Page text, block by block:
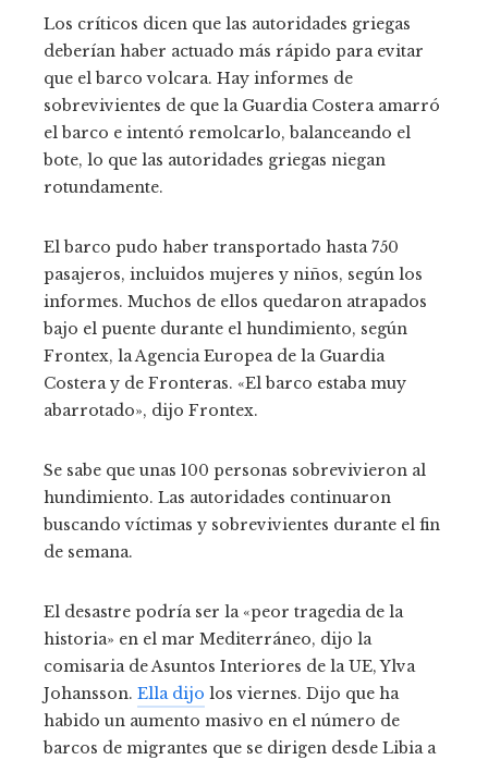
Los críticos dicen que las autoridades griegas
deberían haber actuado más rápido para evitar
que el barco volcara. Hay informes de
sobrevivientes de que la Guardia Costera amarró
el barco e intentó remolcarlo, balanceando el
bote, lo que las autoridades griegas niegan
rotundamente.
El barco pudo haber transportado hasta 750
pasajeros, incluidos mujeres y niños, según los
informes. Muchos de ellos quedaron atrapados
bajo el puente durante el hundimiento, según
Frontex, la Agencia Europea de la Guardia
Costera y de Fronteras. «El barco estaba muy
abarrotado», dijo Frontex.
Se sabe que unas 100 personas sobrevivieron al
hundimiento. Las autoridades continuaron
buscando víctimas y sobrevivientes durante el fin
de semana.
El desastre podría ser la «peor tragedia de la
historia» en el mar Mediterráneo, dijo la
comisaria de Asuntos Interiores de la UE, Ylva
Johansson. Ella dijo los viernes. Dijo que ha
habido un aumento masivo en el número de
barcos de migrantes que se dirigen desde Libia a